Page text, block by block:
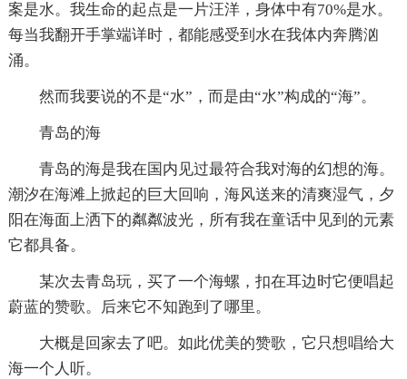
案是水。我生命的起点是一片汪洋，身体中有70%是水。
每当我翻开手掌端详时，都能感受到水在我体内奔腾汹
涌。
然而我要说的不是“水”，而是由“水”构成的“海”。
青岛的海
青岛的海是我在国内见过最符合我对海的幻想的海。
潮汐在海滩上掀起的巨大回响，海风送来的清爽湿气，夕
阳在海面上洒下的粼粼波光，所有我在童话中见到的元素
它都具备。
某次去青岛玩，买了一个海螺，扣在耳边时它便唱起
蔚蓝的赞歌。后来它不知跑到了哪里。
大概是回家去了吧。如此优美的赞歌，它只想唱给大
海一个人听。